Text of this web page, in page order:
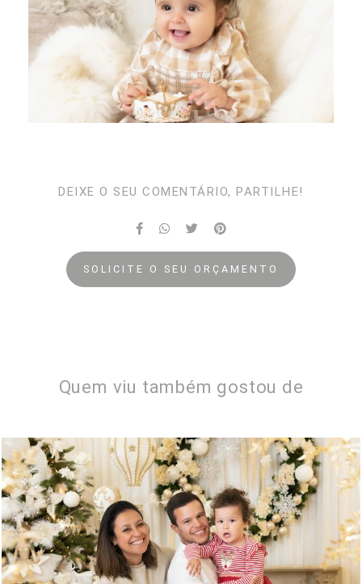
DEIXE O SEU COMENTÁRIO, PARTILHE!
SOLICITE O SEU ORÇAMENTO
Quem viu também gostou de